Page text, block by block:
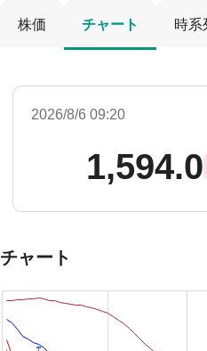
株価 チャート 時系
2026/8/6 09:20
1,594.0
チャート